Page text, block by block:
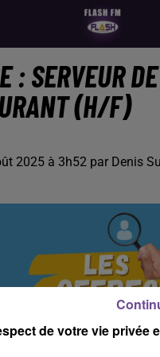
: SERVEUR DE
(H/F)
2025 à 3h52 par Denis
de votre vie privée